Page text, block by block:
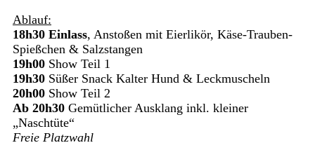
Ablauf:
18h30 Einlass, Anstoßen mit Eierlikör, Käse-Trauben-
Spießchen & Salzstangen
19h00 Show Teil 1
19h30 Süßer Snack Kalter Hund & Leckmuscheln
20h00 Show Teil 2
Ab 20h30 Gemütlicher Ausklang inkl. kleiner
„Naschtüte“
Freie Platzwahl